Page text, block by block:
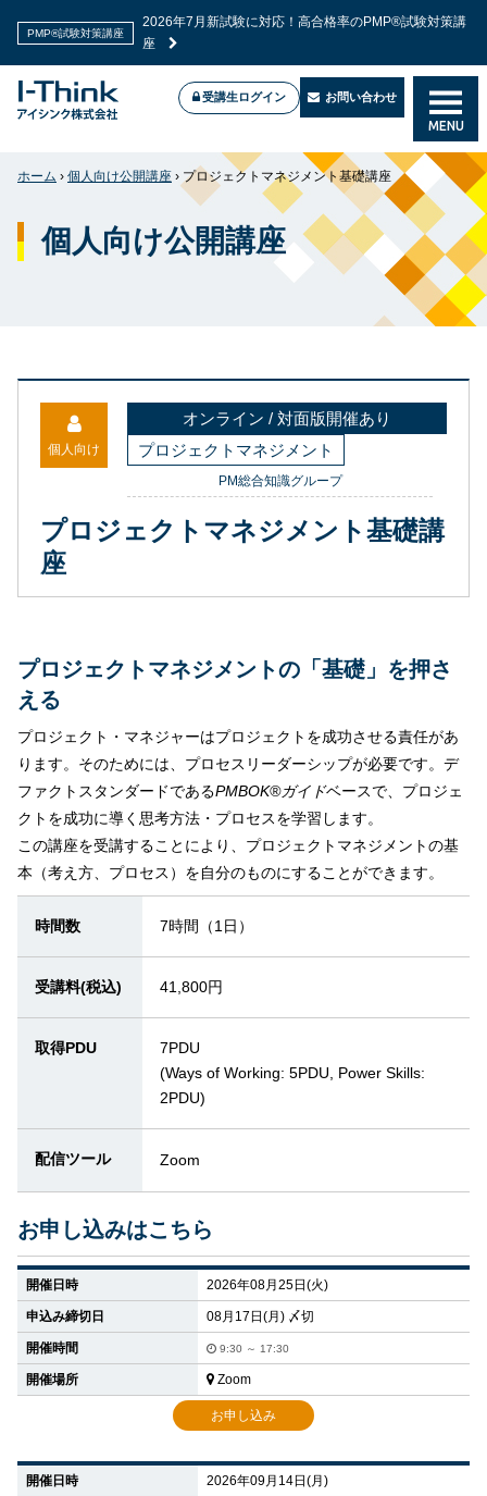
PMP®試験対策講座
2026年7月新試験に対応！高合格率のPMP®試験対策講
座
受講生ログイン お問い合わせ
MENU
個人向け公開講座
ホーム › 個人向け公開講座 › プロジェクトマネジメント基礎講座
個人向け
オンライン / 対面版開催あり
プロジェクトマネジメント
PM総合知識グループ
プロジェクトマネジメント基礎講
座
プロジェクトマネジメントの「基礎」を押さ
える
プロジェクト・マネジャーはプロジェクトを成功させる責任があ
ります。そのためには、プロセスリーダーシップが必要です。デ
ファクトスタンダードであるPMBOK®ガイドベースで、プロジェ
クトを成功に導く思考方法・プロセスを学習します。
この講座を受講することにより、プロジェクトマネジメントの基
本（考え方、プロセス）を自分のものにすることができます。
時間数 7時間（1日）
受講料(税込) 41,800円
取得PDU
7PDU
(Ways of Working: 5PDU, Power Skills:
2PDU)
配信ツール Zoom
お申し込みはこちら
開催日時 2026年08月25日(火)
申込み締切日 08月17日(月) 〆切
開催時間 9:30 ～ 17:30
開催場所 Zoom
お申し込み
開催日時 2026年09月14日(月)